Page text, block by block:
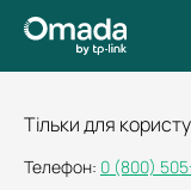
Тільки для
Телефон: 0 (800)